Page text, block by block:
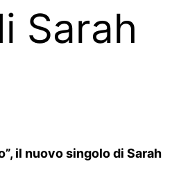
Sarah
il nuovo singolo di Sarah